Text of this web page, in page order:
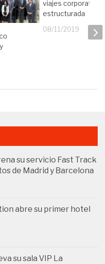
viajes
estructurada
08/11/2019
su servicio Fast Track
de Madrid y Barcelona
abre su primer hotel
su sala VIP La